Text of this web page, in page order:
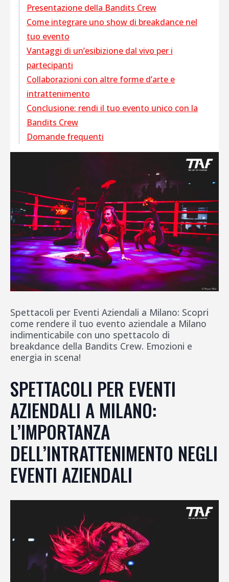
Presentazione della Bandits Crew
Come integrare uno show di breakdance nel
tuo evento
Vantaggi di un’esibizione dal vivo per i
partecipanti
Collaborazioni con altre forme d’arte e
intrattenimento
Conclusione: rendi il tuo evento unico con la
Bandits Crew
Domande frequenti
seguici su
Info
Spettacoli per Eventi Aziendali a Milano: Scopri
come rendere il tuo evento aziendale a Milano
indimenticabile con uno spettacolo di
breakdance della Bandits Crew. Emozioni e
energia in scena!
SPETTACOLI PER EVENTI
AZIENDALI A MILANO:
L’IMPORTANZA
DELL’INTRATTENIMENTO NEGLI
EVENTI AZIENDALI